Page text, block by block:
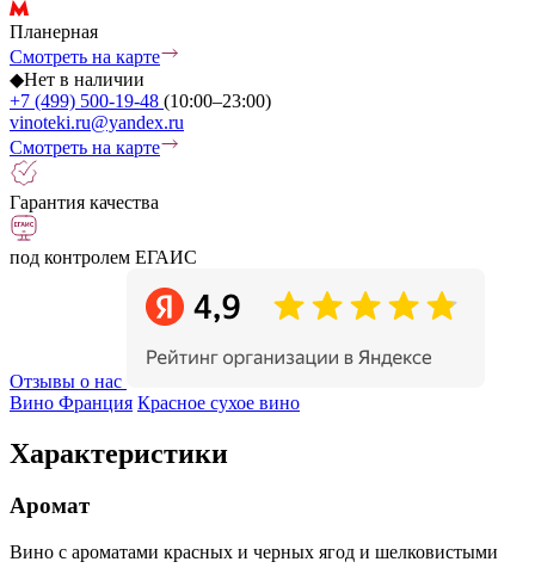
Планерная
Смотреть на карте
◆Нет в наличии
+7 (499) 500-19-48 (10:00–23:00)
vinoteki.ru@yandex.ru
Смотреть на карте
Гарантия качества
под контролем ЕГАИС
Отзывы о нас
Вино Франция Красное сухое вино
Характеристики
Аромат
Вино с ароматами красных и черных ягод и шелковистыми